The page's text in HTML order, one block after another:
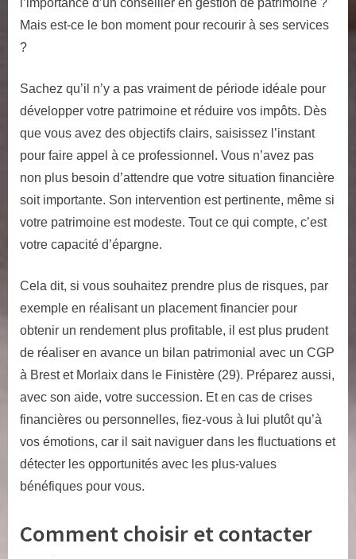
Mais est-ce le bon moment pour recourir à ses services
?
Sachez qu’il n’y a pas vraiment de période idéale pour
développer votre patrimoine et réduire vos impôts. Dès
que vous avez des objectifs clairs, saisissez l’instant
pour faire appel à ce professionnel. Vous n’avez pas
non plus besoin d’attendre que votre situation financière
soit importante. Son intervention est pertinente, même si
votre patrimoine est modeste. Tout ce qui compte, c’est
votre capacité d’épargne.
Cela dit, si vous souhaitez prendre plus de risques, par
exemple en réalisant un placement financier pour
obtenir un rendement plus profitable, il est plus prudent
de réaliser en avance un bilan patrimonial avec un CGP
à Brest et Morlaix dans le Finistère (29). Préparez aussi,
avec son aide, votre succession. Et en cas de crises
financières ou personnelles, fiez-vous à lui plutôt qu’à
vos émotions, car il sait naviguer dans les fluctuations et
détecter les opportunités avec les plus-values
bénéfiques pour vous.
Comment choisir et contacter